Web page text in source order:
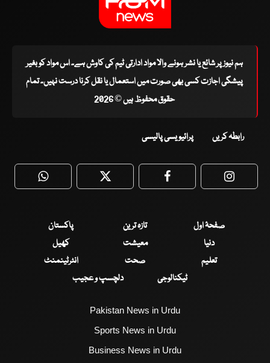
ہم نیوز پر شائع یا نشر ہونے والا مواد ادارتی ٹیم کی کاوش ہے۔ اس مواد کو بغیر
پیشگی اجازت کسی بھی صورت میں استعمال یا نقل کرنا درست نہیں۔ تمام
حقوق محفوظ ہیں © 2026
رابطہ کریں پرائیویسی پالیسی
WhatsApp Twitter Facebook
صفحۂ اول تازہ ترین
پاکستان
دنیا
معیشت
کھیل
تعلیم
صحت
انٹرٹینمنٹ
ٹیکنالوجی
دلچسپ و عجیب
Pakistan News in Urdu
Sports News in Urdu
Business News in Urdu